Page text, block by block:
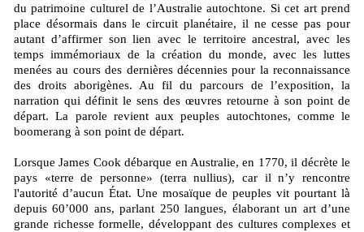
du patrimoine culturel de l’Australie autochtone. Si cet art prend
place désormais dans le circuit planétaire, il ne cesse pas pour
autant d’affirmer son lien avec le territoire ancestral, avec les
temps immémoriaux de la création du monde, avec les luttes
menées au cours des dernières décennies pour la reconnaissance
des droits aborigènes. Au fil du parcours de l’exposition, la
narration qui définit le sens des œuvres retourne à son point de
départ. La parole revient aux peuples autochtones, comme le
boomerang à son point de départ.
Lorsque James Cook débarque en Australie, en 1770, il décrète le
pays «terre de personne» (terra nullius), car il n’y rencontre
l'autorité d’aucun État. Une mosaïque de peuples vit pourtant là
depuis 60’000 ans, parlant 250 langues, élaborant un art d’une
grande richesse formelle, développant des cultures complexes et